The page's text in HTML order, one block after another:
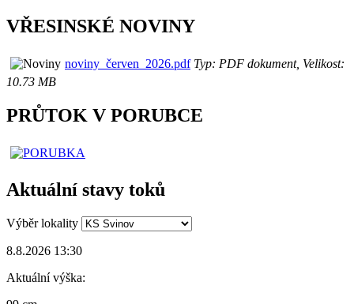
VŘESINSKÉ NOVINY
noviny_červen_2026.pdfTyp: PDF dokument, Velikost:
10.73 MB
PRŮTOK V PORUBCE
Aktuální stavy toků
Výběr lokality
8.8.2026 13:30
Aktuální výška: